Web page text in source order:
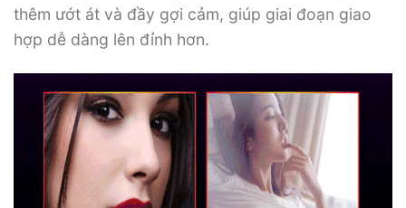
thêm ướt át và đầy gợi cảm, giúp giai đoạn giao
hợp dễ dàng lên đỉnh hơn.